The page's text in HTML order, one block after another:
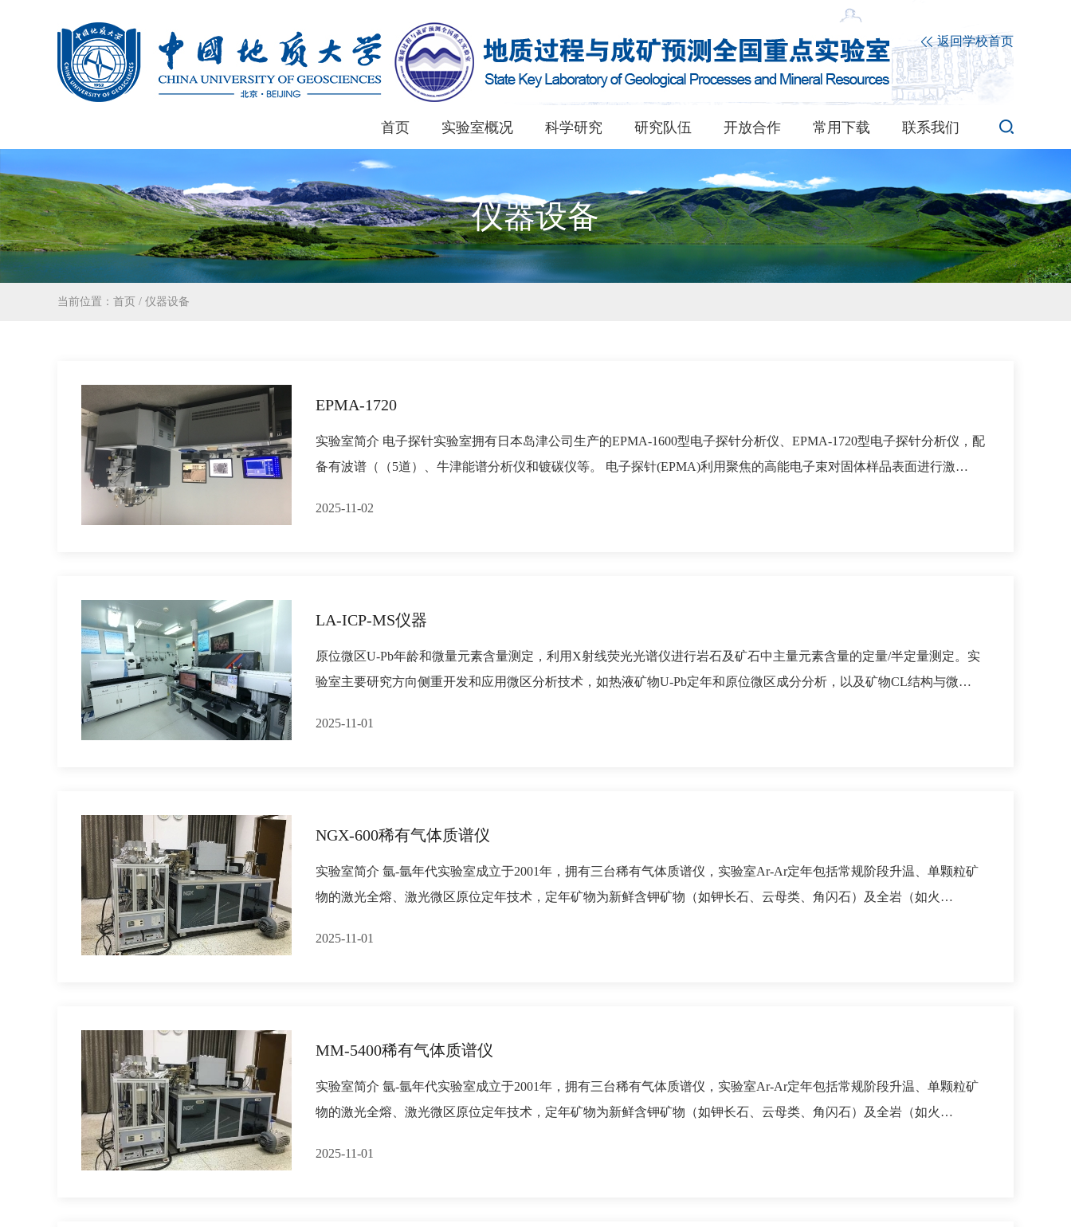
返回学校首页
首页 实验室概况 科学研究 研究队伍 开放合作 常用下载 联系我们
仪器设备
当前位置： 首页 / 仪器设备
EPMA-1720
实验室简介 电子探针实验室拥有日本岛津公司生产的EPMA-1600型电子探针分析仪、EPMA-1720型电子探针分析仪，配
备有波谱（（5道）、牛津能谱分析仪和镀碳仪等。 电子探针(EPMA)利用聚焦的高能电子束对固体样品表面进行激…
2025-11-02
LA-ICP-MS仪器
原位微区U-Pb年龄和微量元素含量测定，利用X射线荧光光谱仪进行岩石及矿石中主量元素含量的定量/半定量测定。实
验室主要研究方向侧重开发和应用微区分析技术，如热液矿物U-Pb定年和原位微区成分分析，以及矿物CL结构与微…
2025-11-01
NGX-600稀有气体质谱仪
实验室简介 氩-氩年代实验室成立于2001年，拥有三台稀有气体质谱仪，实验室Ar-Ar定年包括常规阶段升温、单颗粒矿
物的激光全熔、激光微区原位定年技术，定年矿物为新鲜含钾矿物（如钾长石、云母类、角闪石）及全岩（如火…
2025-11-01
MM-5400稀有气体质谱仪
实验室简介 氩-氩年代实验室成立于2001年，拥有三台稀有气体质谱仪，实验室Ar-Ar定年包括常规阶段升温、单颗粒矿
物的激光全熔、激光微区原位定年技术，定年矿物为新鲜含钾矿物（如钾长石、云母类、角闪石）及全岩（如火…
2025-11-01